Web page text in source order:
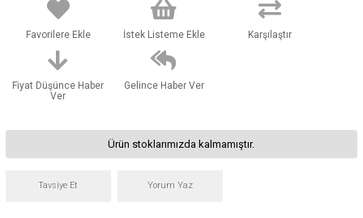
Favorilere Ekle İstek Listeme Ekle Karşılaştır
Fiyat Düşünce Haber
Ver
Gelince Haber Ver
Ürün stoklarımızda kalmamıştır.
Tavsiye Et Yorum Yaz